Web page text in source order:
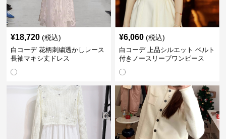
¥18,720 (税込)
白コーデ 花柄刺繍透かしレース
長袖マキシ丈ドレス
¥6,060 (税込)
白コーデ 上品シルエット ベルト
付きノースリーブワンピース